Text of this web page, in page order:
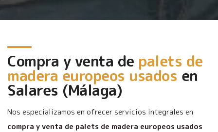
Compra y venta de palets de
madera europeos usados en
Salares (Málaga)
Nos especializamos en ofrecer servicios integrales en
compra y venta de palets de madera europeos usados